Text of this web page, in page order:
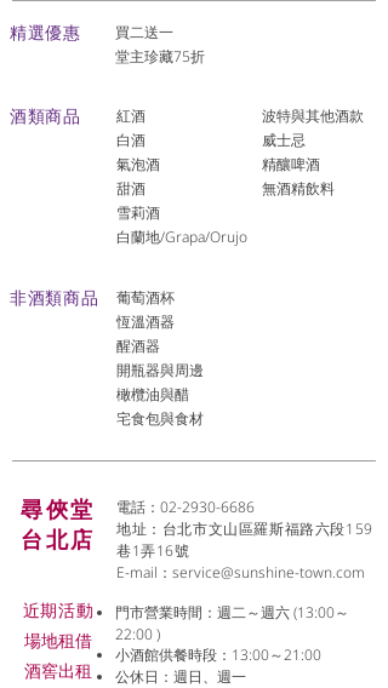
​精選優惠
買二送一
堂主珍藏75折
酒類商品
紅酒
白酒
氣泡酒
​甜酒
雪莉酒
白蘭地/Grapa/Orujo
波特與其他酒款
威士忌
精釀啤酒
​無酒精飲料
非酒類商品
葡萄酒杯
恆溫酒器
醒酒器
開瓶器與周邊
橄欖油與醋
宅食包與食材
尋俠堂
台北店
電話：02-2930-6686
地址：台北市文山區羅斯福路六段159
巷1弄16號
E-mail： service@sunshine-town.com
近期活動
場地租借
​酒窖出租
門市營業時間：週二～週六 (13:00～
22:00 )
小酒館供餐時段：13:00～21:00
公休日：週日、週一